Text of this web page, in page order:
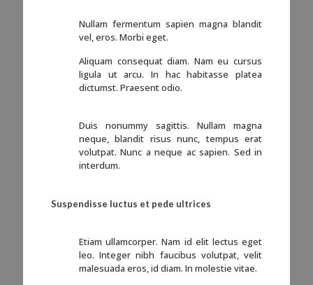
Nullam fermentum sapien magna blandit
vel, eros. Morbi eget.
Aliquam consequat diam. Nam eu cursus
ligula ut arcu. In hac habitasse platea
dictumst. Praesent odio.
Duis nonummy sagittis. Nullam magna
neque, blandit risus nunc, tempus erat
volutpat. Nunc a neque ac sapien. Sed in
interdum.
Suspendisse luctus et pede ultrices
Etiam ullamcorper. Nam id elit lectus eget
leo. Integer nibh faucibus volutpat, velit
malesuada eros, id diam. In molestie vitae.